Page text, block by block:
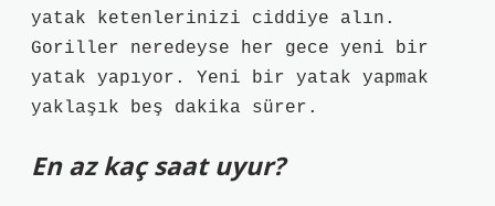
yatak ketenlerinizi ciddiye alın.
Goriller neredeyse her gece yeni bir
yatak yapıyor. Yeni bir yatak yapmak
yaklaşık beş dakika sürer.
En az kaç saat uyur?